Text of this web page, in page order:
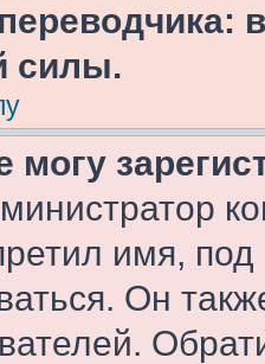
силы.
могу
имя,
Он